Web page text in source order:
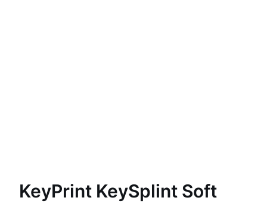
KeyPrint KeySplint Soft